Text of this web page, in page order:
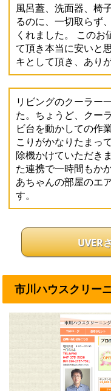
風呂蓋、洗面器、椅
るのに、一切取らず
くれました。 この
て頂き本当に安いと
キとして頂き、あり
リビングのクーラー
た。ちょうど、クー
ビ台を動かしての作
こりがかなりたまっ
除機かけていただき
た連携で一時間もか
あちゃんの部屋のエ
す。
UVER
市川ハウスクリー